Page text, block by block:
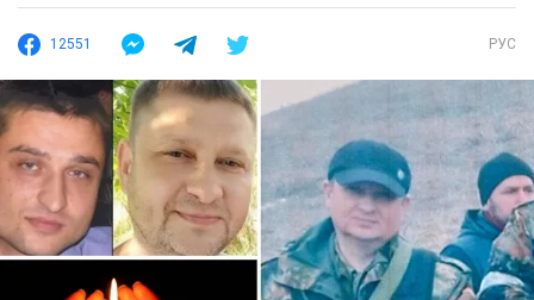
12551 РУС